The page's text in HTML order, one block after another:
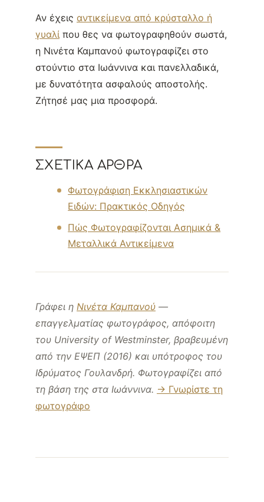
Αν έχεις αντικείμενα από κρύσταλλο ή
γυαλίπου θες να φωτογραφηθούν σωστά,
η Νινέτα Καμπανού φωτογραφίζει στο
στούντιο στα Ιωάννινα και πανελλαδικά,
με δυνατότητα ασφαλούς αποστολής.
Ζήτησέ μας μια προσφορά.
ΣΧΕΤΙΚΆ ΆΡΘΡΑ
Φωτογράφιση Εκκλησιαστικών
Ειδών: Πρακτικός Οδηγός
Πώς Φωτογραφίζονται Ασημικά &
Μεταλλικά Αντικείμενα
Γράφει η Νινέτα Καμπανού —
επαγγελματίας φωτογράφος, απόφοιτη
του University of Westminster, βραβευμένη
από την ΕΨΕΠ (2016) και υπότροφος του
Ιδρύματος Γουλανδρή. Φωτογραφίζει από
τη βάση της στα Ιωάννινα. → Γνωρίστε τη
φωτογράφο